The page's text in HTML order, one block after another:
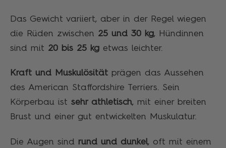
Das Gewicht variiert, aber in der Regel wiegen
die Rüden zwischen 25 und 30 kg, Hündinnen
sind mit 20 bis 25 kg etwas leichter.
Kraft und Muskulösität prägen das Aussehen
des American Staffordshire Terriers. Sein
Körperbau istsehr athletisch, mit einer breiten
Brust und einer gut entwickelten Muskulatur.
Die Augen sind rund und dunkel, oft mit einem